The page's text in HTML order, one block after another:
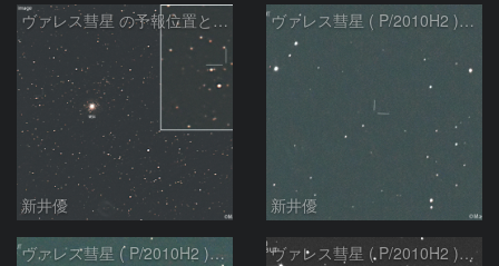
ヴァレス彗星 の予報位置とM54：2026/05/11
新井優
ヴァレス彗星 ( P/2010H2 )の予報位置：2025/06/20
新井優
ヴァレス彗星 ( P/2010H2 ) ：2025/06/01 ヴァレス彗星 ( P/2010H2 ) :2022/01/03